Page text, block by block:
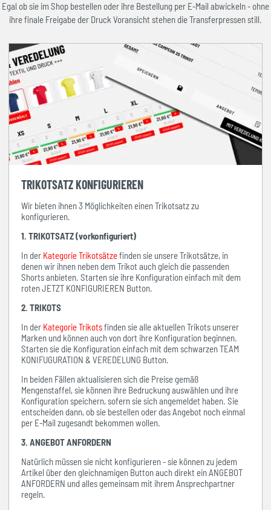
Egal ob sie im Shop bestellen oder ihre Bestellung per E-Mail abwickeln - ohne
ihre finale Freigabe der Druck Voransicht stehen die Transferpressen still.
TRIKOTSATZ KONFIGURIEREN
Wir bieten ihnen 3 Möglichkeiten einen Trikotsatz zu
konfigurieren.
1. TRIKOTSATZ (vorkonfiguriert)
In der Kategorie Trikotsätzefinden sie unsere Trikotsätze, in
denen wir ihnen neben dem Trikot auch gleich die passenden
Shorts anbieten. Starten sie ihre Konfiguration einfach mit dem
roten JETZT KONFIGURIEREN Button.
2. TRIKOTS
In der Kategorie Trikotsfinden sie alle aktuellen Trikots unserer
Marken und können auch von dort ihre Konfiguration beginnen.
Starten sie die Konfiguration einfach mit dem schwarzen TEAM
KONIFUGURATION & VEREDELUNG Button.
In beiden Fällen aktualisieren sich die Preise gemäß
Mengenstaffel, sie können ihre Bedruckung auswählen und ihre
Konfiguration speichern, sofern sie sich angemeldet haben. Sie
entscheiden dann, ob sie bestellen oder das Angebot noch einmal
per E-Mail zugesandt bekommen wollen.
3. ANGEBOT ANFORDERN
Natürlich müssen sie nicht konfigurieren - sie können zu jedem
Artikel über den gleichnamigen Button auch direkt ein ANGEBOT
ANFORDERN und alles gemeinsam mit ihrem Ansprechpartner
regeln.